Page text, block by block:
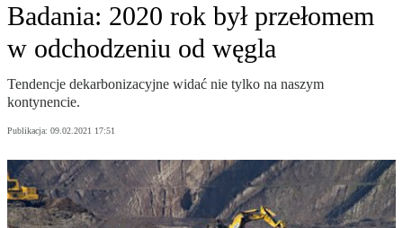
Badania: 2020 rok był przełomem
w odchodzeniu od węgla
Tendencje dekarbonizacyjne widać nie tylko na naszym
kontynencie.
Publikacja: 09.02.2021 17:51